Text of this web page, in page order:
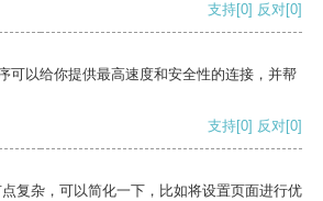
支持[0] 反对[0]
可以给你提供最高速度和安全性的连接，并帮
支持[0] 反对[0]
复杂，可以简化一下，比如将设置页面进行优